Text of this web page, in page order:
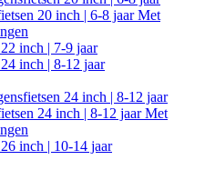
20 inch | 6-8 jaar Met
inch | 7-9 jaar
inch | 8-12 jaar
24 inch | 8-12 jaar
24 inch | 8-12 jaar Met
inch | 10-14 jaar